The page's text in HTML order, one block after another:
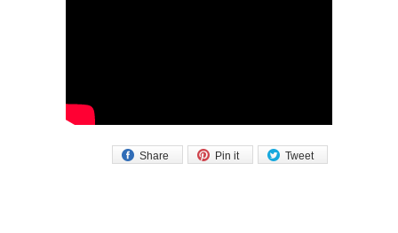
Tweet
Pin it
Share